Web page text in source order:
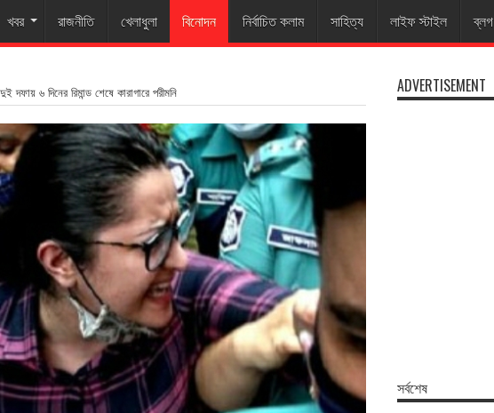
খবর রাজনীতি খেলাধুলা বিনোদন নির্বাচিত কলাম সাহিত্য লাইফ স্টাইল ব্লগ
দফায় ৬ দিনের রিমান্ড শেষে কারাগারে পরীমনি ADVERTISEMENT
সর্বশেষ